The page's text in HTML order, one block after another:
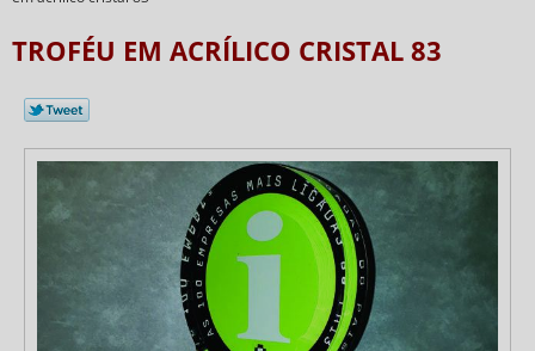
TROFÉU EM ACRÍLICO CRISTAL 83